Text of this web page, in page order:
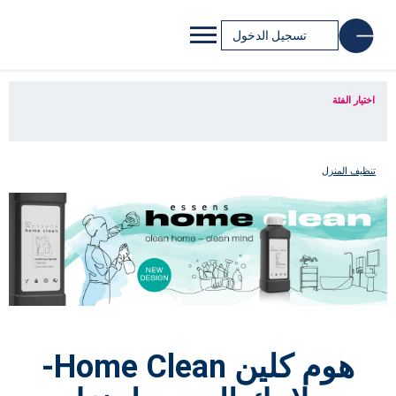
تسجيل الدخول
اختيار الفئة
تنظيف المنزل
هوم كلين Home Clean-